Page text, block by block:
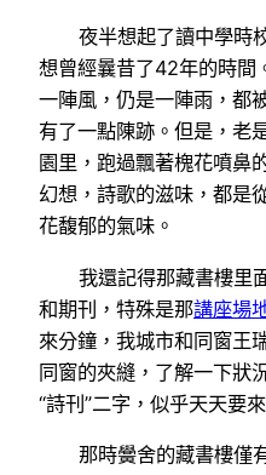
夜半想起了讀中學時
想曾經曩昔了42年的時間
一陣風，仍是一陣雨，都
有了一點陳跡。但是，老
園里，跑過飄著槐花噴鼻
幻想，詩歌的滋味，都是
花馥郁的氣味。
我還記得那藏書樓里
和期刊，特殊是那講座場
來分鐘，我城市和同窗王
同窗的夾縫，了解一下狀
“詩刊”二字，似乎天天要
那時黌舍的藏書樓僅